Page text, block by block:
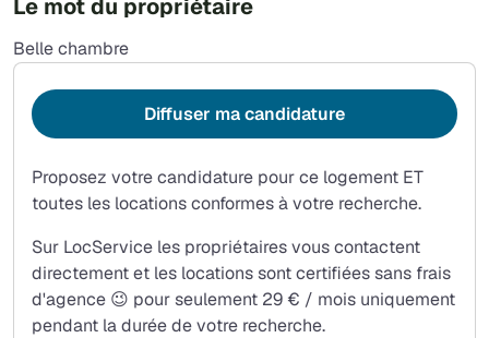
Le mot du propriétaire
Belle chambre
Proposez votre candidature pour ce logement ET
toutes les locations conformes à votre recherche.
Sur LocService les propriétaires vous contactent
directement et les locations sont certifiées sans frais
d'agence 😉 pour seulement 29 € / mois uniquement
pendant la durée de votre recherche.
Diffuser ma candidature